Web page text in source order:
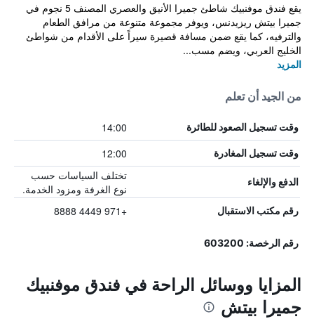
يقع فندق موفنبيك شاطئ جميرا الأنيق والعصري المصنف 5 نجوم في
جميرا بيتش ريزيدنس، ويوفر مجموعة متنوعة من مرافق الطعام
والترفيه، كما يقع ضمن مسافة قصيرة سيراً على الأقدام من شواطئ
الخليج العربي، ويضم مسب...
المزيد
من الجيد أن تعلم
وقت تسجيل الصعود للطائرة 14:00
وقت تسجيل المغادرة 12:00
الدفع والإلغاء
تختلف السياسات حسب
نوع الغرفة ومزود الخدمة.
رقم مكتب الاستقبال +971 4449 8888
رقم الرخصة: 603200
المزايا ووسائل الراحة في فندق موفنبيك
جميرا بيتش